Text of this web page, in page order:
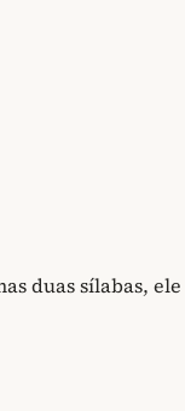
duas sílabas, ele